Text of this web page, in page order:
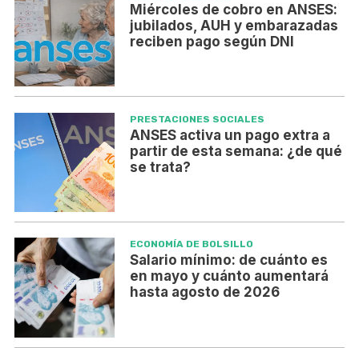
Miércoles de cobro en ANSES:
jubilados, AUH y embarazadas
reciben pago según DNI
PRESTACIONES SOCIALES
ANSES activa un pago extra a
partir de esta semana: ¿de qué
se trata?
ECONOMÍA DE BOLSILLO
Salario mínimo: de cuánto es
en mayo y cuánto aumentará
hasta agosto de 2026